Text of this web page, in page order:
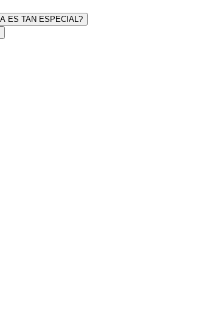
ES TAN ESPECIAL?